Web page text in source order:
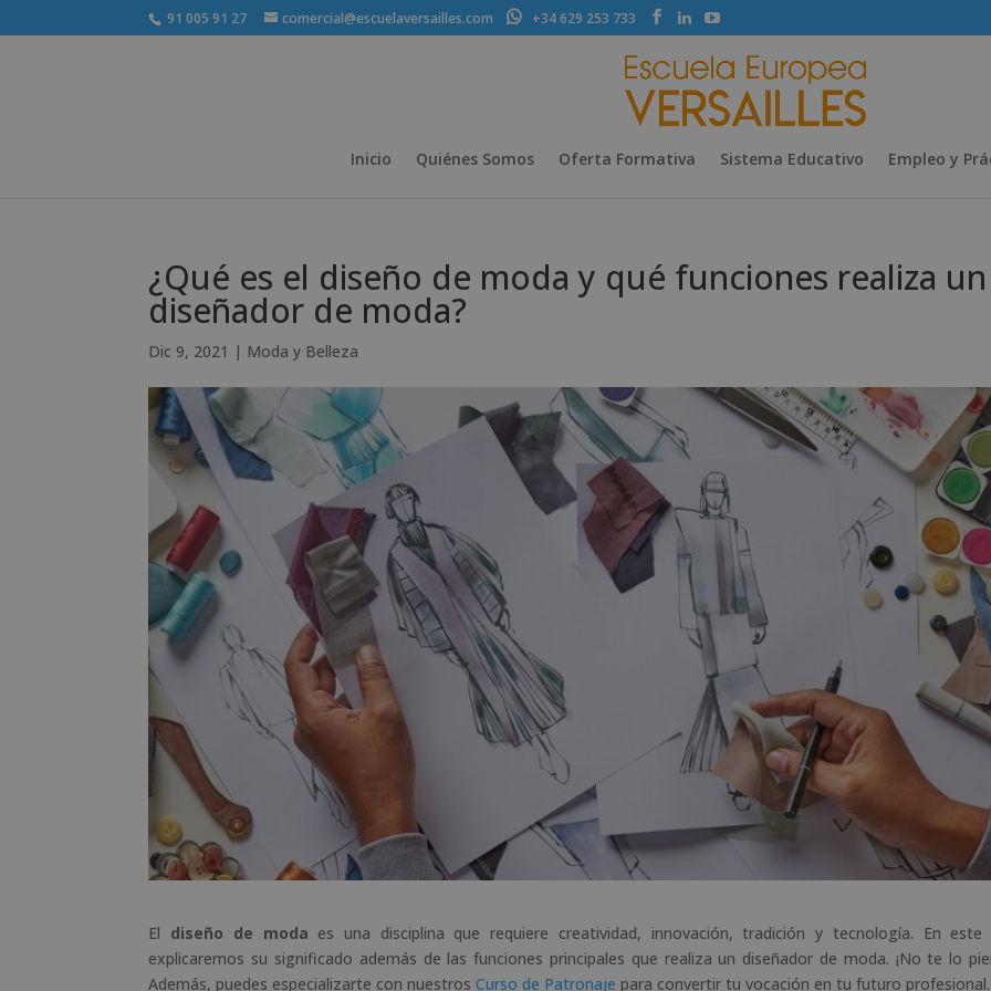
91 005 91 27 comercial@escuelaversailles.com +34 629 253 733
Inicio Quiénes Somos Oferta Formativa Sistema Educativo Empleo y
¿Qué es el diseño de moda y qué funciones realiza un
diseñador de moda?
Dic 9, 2021 | Moda y Belleza
El diseño de moda es una disciplina que requiere creatividad, innovación, tradición y tecnología. En este
explicaremos su significado además de las funciones principales que realiza un diseñador de moda. ¡No te lo
Además, puedes especializarte con nuestrosCurso de Patronaje para convertir tu vocación en tu futuro profesional.